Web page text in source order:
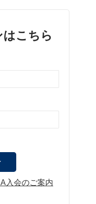
こちら
入会のご案内